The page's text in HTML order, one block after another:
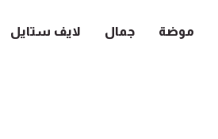
موضة جمال لايف ستايل